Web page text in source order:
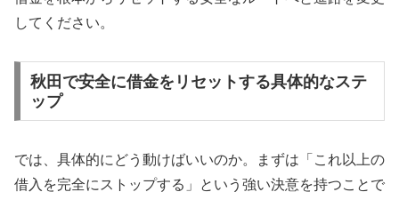
してください。
秋田で安全に借金をリセットする具体的なステ
ップ
では、具体的にどう動けばいいのか。まずは「これ以上の
借入を完全にストップする」という強い決意を持つことで